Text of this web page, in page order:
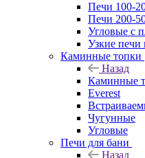
Печи 100-
Печи 200-
Угловые с
Узкие
Каминные топки
Назад
Каминные
Everest
Чугунные
Угловые
Печи для бани
Назад